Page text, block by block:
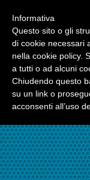
Informativa
Questo sito o gli
di cookie necessari
nella cookie policy.
a tutti o ad alcuni
Chiudendo questo
su un link o
acconsenti all’uso